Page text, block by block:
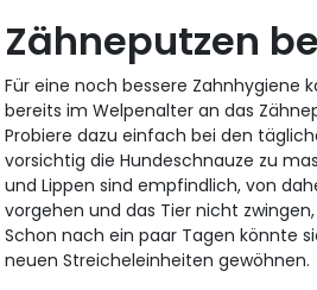
Zähneputzen
Für eine noch bessere Zahnhygiene
bereits im Welpenalter an das
Probiere dazu einfach bei den
vorsichtig die Hundeschnauze zu
und Lippen sind empfindlich, von
vorgehen und das Tier nicht
Schon nach ein paar Tagen könnte
neuen Streicheleinheiten gewöhnen.